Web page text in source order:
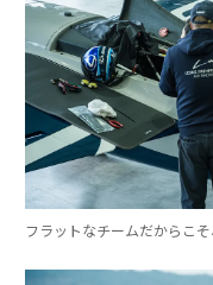
フラットなチームだからこ